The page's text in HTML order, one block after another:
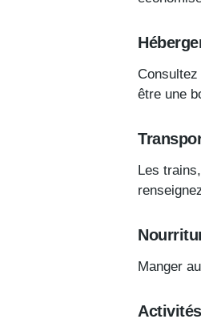
être une
Les
Manger